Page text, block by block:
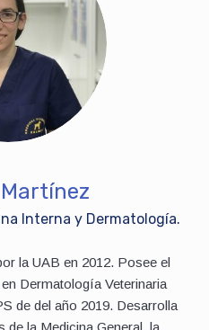
Interna y Dermatología.
la UAB en 2012. Posee el
Dermatología Veterinaria
de del año 2019. Desarrolla